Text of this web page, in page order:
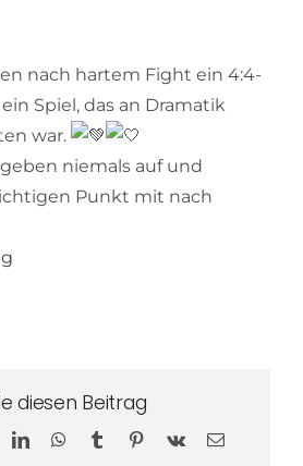
nach hartem Fight ein 4:4-
Spiel, das an Dramatik
war.
niemals auf und
Punkt mit nach
diesen Beitrag
LinkedInWhatsApp
TumblrPinterest
Vk
E-